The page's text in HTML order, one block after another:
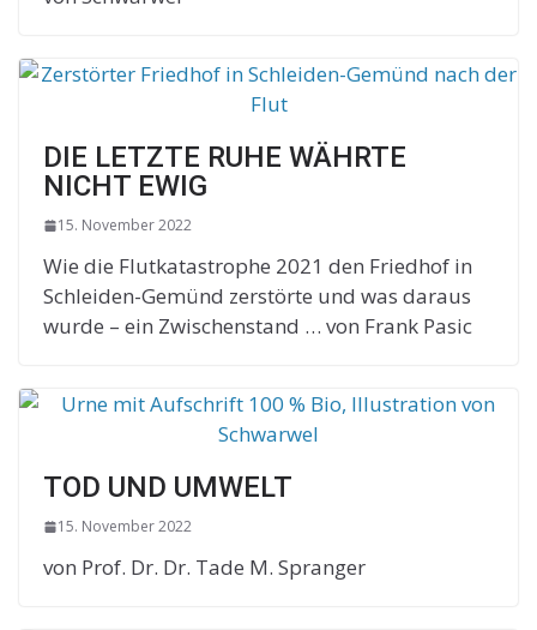
DIE LETZTE RUHE WÄHRTE
NICHT EWIG
15. November 2022
Wie die Flutkatastrophe 2021 den Friedhof in
Schleiden-Gemünd zerstörte und was daraus
wurde – ein Zwischenstand … von Frank Pasic
TOD UND UMWELT
15. November 2022
von Prof. Dr. Dr. Tade M. Spranger